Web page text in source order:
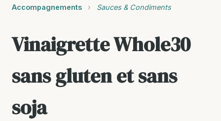
Accompagnements › Sauces & Condiments
Vinaigrette Whole30
sans gluten et sans
soja